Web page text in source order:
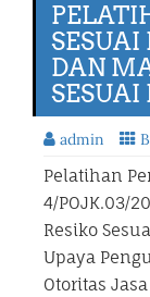
SESUAI
DAN
SESUAI
admin
Pelatihan
4/POJK.03/
Resiko
Upaya
Otoritas